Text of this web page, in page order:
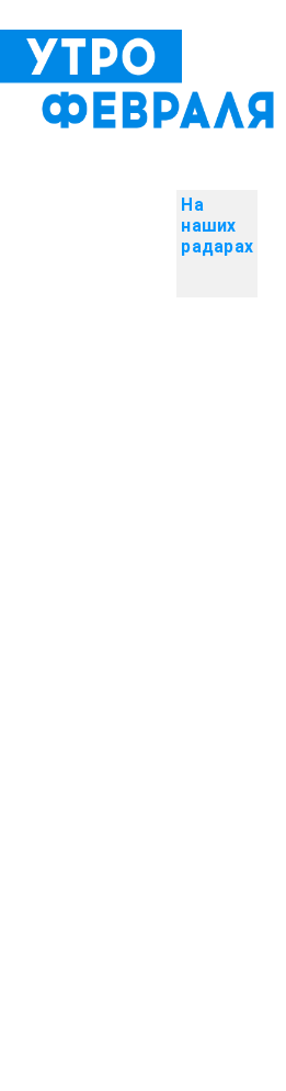
На
наших
радарах